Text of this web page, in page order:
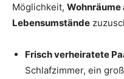
Möglichkeit, Wohnräume
Lebensumstände
Frisch verheiratete
Schlafzimmer, ein